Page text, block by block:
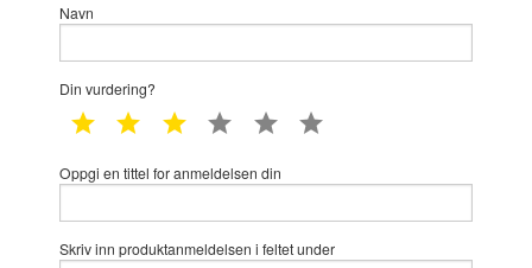
Navn
Din vurdering?
1 star 2 star 3 star 4 star 5 star
Oppgi en tittel for anmeldelsen din
Skriv inn produktanmeldelsen i feltet under